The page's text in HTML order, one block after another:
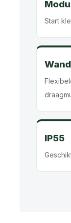
Start
IP55